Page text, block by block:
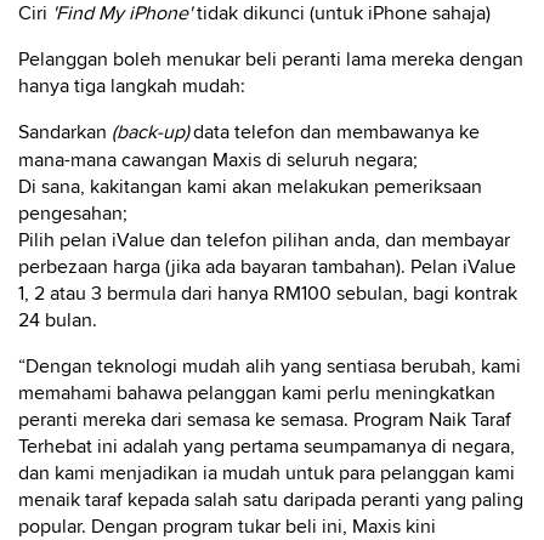
Ciri 'Find My iPhone'tidak dikunci (untuk iPhone sahaja)
Pelanggan boleh menukar beli peranti lama mereka dengan
hanya tiga langkah mudah:
Sandarkan (back-up)data telefon dan membawanya ke
mana-mana cawangan Maxis di seluruh negara;
Di sana, kakitangan kami akan melakukan pemeriksaan
pengesahan;
Pilih pelan iValue dan telefon pilihan anda, dan membayar
perbezaan harga (jika ada bayaran tambahan). Pelan iValue
1, 2 atau 3 bermula dari hanya RM100 sebulan, bagi kontrak
24 bulan.
“Dengan teknologi mudah alih yang sentiasa berubah, kami
memahami bahawa pelanggan kami perlu meningkatkan
peranti mereka dari semasa ke semasa. Program Naik Taraf
Terhebat ini adalah yang pertama seumpamanya di negara,
dan kami menjadikan ia mudah untuk para pelanggan kami
menaik taraf kepada salah satu daripada peranti yang paling
popular. Dengan program tukar beli ini, Maxis kini